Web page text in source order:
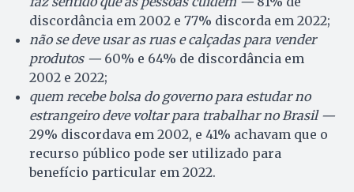
discordância em 2002 e 77% discorda em 2022;
não se deve usar as ruas e calçadas para vender
produtos — 60% e 64% de discordância em
2002 e 2022;
quem recebe bolsa do governo para estudar no
estrangeiro deve voltar para trabalhar no Brasil —
29% discordava em 2002, e 41% achavam que o
recurso público pode ser utilizado para
benefício particular em 2022.